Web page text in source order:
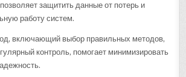
защитить данные от потерь и
работу систем.
включающий выбор правильных методов,
контроль, помогает минимизировать